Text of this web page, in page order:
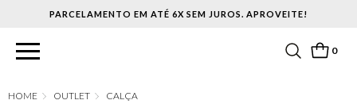
PARCELAMENTO EM ATÉ 6X SEM JUROS. APROVEITE!
0
OUTLET CALÇA